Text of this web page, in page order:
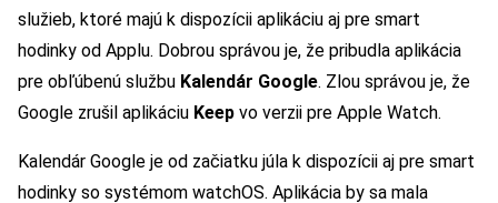
služieb, ktoré majú k dispozícii aplikáciu aj pre smart
hodinky od Applu. Dobrou správou je, že pribudla aplikácia
pre obľúbenú službu Kalendár Google. Zlou správou je, že
Google zrušil aplikáciu Keep vo verzii pre Apple Watch.
Kalendár Google je od začiatku júla k dispozícii aj pre smart
hodinky so systémom watchOS. Aplikácia by sa mala